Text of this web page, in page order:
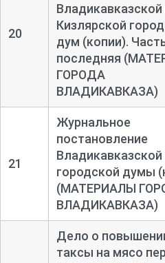
20
Владикавказской
Кизлярской
дум (копии).
последняя
ГОРОДА
ВЛАДИКАВКАЗА)
21
Журнальное
постановление
Владикавказской
городской думы
(МАТЕРИАЛЫ
ВЛАДИКАВКАЗА)
Дело о
таксы на мясо